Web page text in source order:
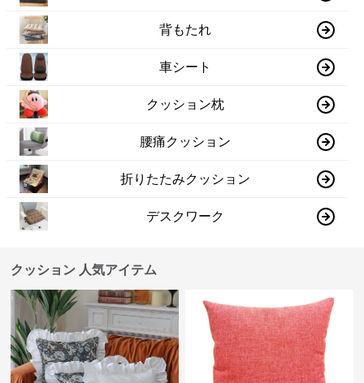
背もたれ
車シート
クッション枕
腰痛クッション
折りたたみクッション
デスクワーク
クッション 人気アイテム